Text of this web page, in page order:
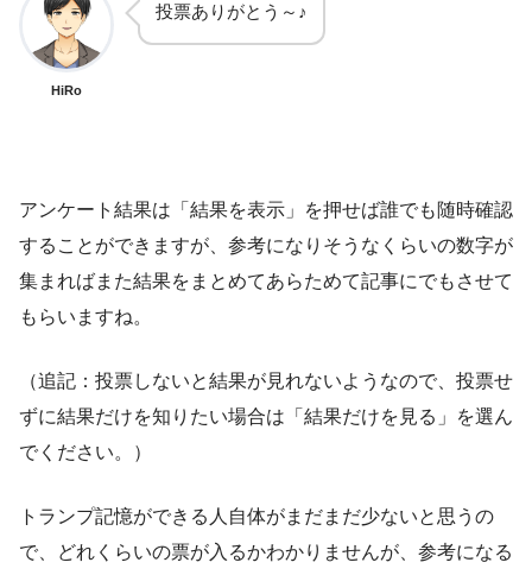
HiRo
投票ありがとう～♪
アンケート結果は「結果を表示」を押せば誰でも随時確認
することができますが、参考になりそうなくらいの数字が
集まればまた結果をまとめてあらためて記事にでもさせて
もらいますね。
（追記：投票しないと結果が見れないようなので、投票せ
ずに結果だけを知りたい場合は「結果だけを見る」を選ん
でください。）
トランプ記憶ができる人自体がまだまだ少ないと思うの
で、どれくらいの票が入るかわかりませんが、参考になる